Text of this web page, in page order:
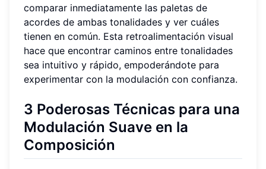
comparar inmediatamente las paletas de
acordes de ambas tonalidades y ver cuáles
tienen en común. Esta retroalimentación visual
hace que encontrar caminos entre tonalidades
sea intuitivo y rápido, empoderándote para
experimentar con la modulación con confianza.
3 Poderosas Técnicas para una
Modulación Suave en la
Composición